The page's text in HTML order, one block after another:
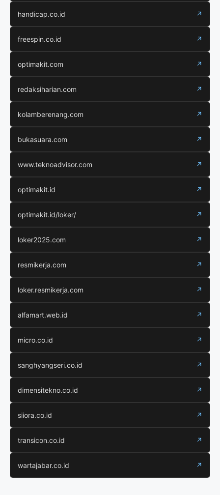
handicap.co.id ↗
freespin.co.id ↗
optimakit.com ↗
redaksiharian.com ↗
kolamberenang.com ↗
bukasuara.com ↗
www.teknoadvisor.com ↗
optimakit.id ↗
optimakit.id/loker/ ↗
loker2025.com ↗
resmikerja.com ↗
loker.resmikerja.com ↗
alfamart.web.id ↗
micro.co.id ↗
sanghyangseri.co.id ↗
dimensitekno.co.id ↗
siiora.co.id ↗
transicon.co.id ↗
wartajabar.co.id ↗